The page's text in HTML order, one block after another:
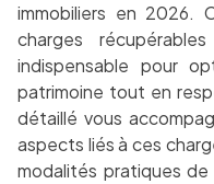
immobiliers en 2026.
charges
indispensable pour
patrimoine tout en
détaillé vous
aspects liés à ces
modalités pratiques